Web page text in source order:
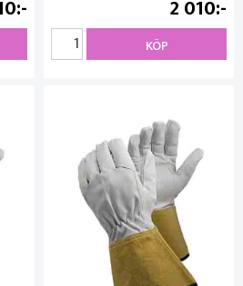
2 010
KÖP